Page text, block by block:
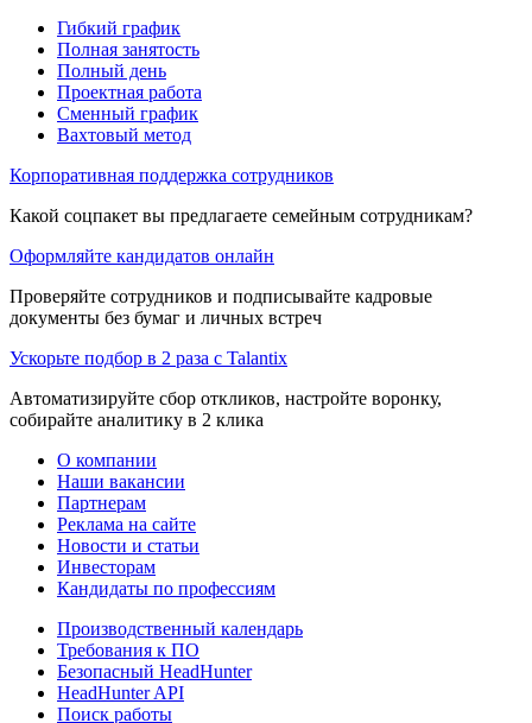
Гибкий график
Полная занятость
Полный день
Проектная работа
Сменный график
Вахтовый метод
Корпоративная поддержка сотрудников
Какой соцпакет вы предлагаете семейным сотрудникам?
Оформляйте кандидатов онлайн
Проверяйте сотрудников и подписывайте кадровые
документы без бумаг и личных встреч
Ускорьте подбор в 2 раза с Talantix
Автоматизируйте сбор откликов, настройте воронку,
собирайте аналитику в 2 клика
О компании
Наши вакансии
Партнерам
Реклама на сайте
Новости и статьи
Инвесторам
Кандидаты по профессиям
Производственный календарь
Требования к ПО
Безопасный HeadHunter
HeadHunter API
Поиск работы